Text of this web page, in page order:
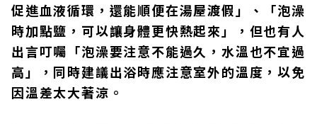
促進血液循環，還能順便在湯屋渡假」、「泡澡
時加點鹽，可以讓身體更快熱起來」，但也有人
出言叮囑「泡澡要注意不能過久，水溫也不宜過
高」，同時建議出浴時應注意室外的溫度，以免
因溫差太大著涼。